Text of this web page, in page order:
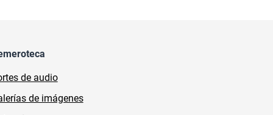
de audio
de imágenes